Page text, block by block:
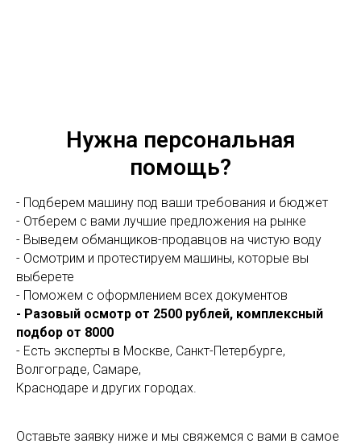
Нужна персональная
помощь?
- Подберем машину под ваши требования и бюджет
- Отберем с вами лучшие предложения на рынке
- Выведем обманщиков-продавцов на чистую воду
- Осмотрим и протестируем машины, которые вы
выберете
- Поможем с оформлением всех документов
- Разовый осмотр от 2500 рублей, комплексный
подбор от 8000
- Есть эксперты в Москве, Санкт-Петербурге,
Волгограде, Самаре,
Краснодаре и других городах.
Оставьте заявку ниже и мы свяжемся с вами в самое